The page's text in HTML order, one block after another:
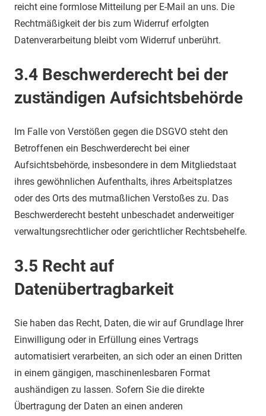
reicht eine formlose Mitteilung per E-Mail an uns. Die
Rechtmäßigkeit der bis zum Widerruf erfolgten
Datenverarbeitung bleibt vom Widerruf unberührt.
3.4 Beschwerderecht bei der
zuständigen Aufsichtsbehörde
Im Falle von Verstößen gegen die DSGVO steht den
Betroffenen ein Beschwerderecht bei einer
Aufsichtsbehörde, insbesondere in dem Mitgliedstaat
ihres gewöhnlichen Aufenthalts, ihres Arbeitsplatzes
oder des Orts des mutmaßlichen Verstoßes zu. Das
Beschwerderecht besteht unbeschadet anderweitiger
verwaltungsrechtlicher oder gerichtlicher Rechtsbehelfe.
3.5 Recht auf
Datenübertragbarkeit
Sie haben das Recht, Daten, die wir auf Grundlage Ihrer
Einwilligung oder in Erfüllung eines Vertrags
automatisiert verarbeiten, an sich oder an einen Dritten
in einem gängigen, maschinenlesbaren Format
aushändigen zu lassen. Sofern Sie die direkte
Übertragung der Daten an einen anderen